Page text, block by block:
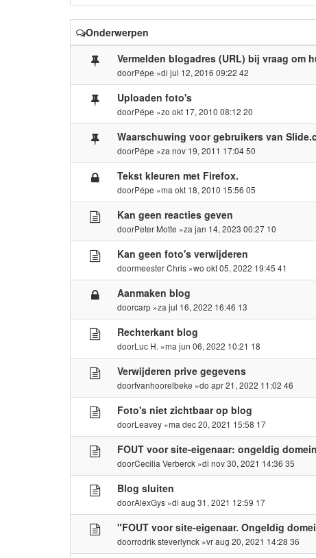
Onderwerpen
Vermelden blogadres (URL) bij vraag om
doorPépe »di jul 12, 2016 09:22 42
Uploaden foto's
doorPépe »zo okt 17, 2010 08:12 20
Waarschuwing voor gebruikers van
doorPépe »za nov 19, 2011 17:04 50
Tekst kleuren met Firefox.
doorPépe »ma okt 18, 2010 15:56 05
Kan geen reacties geven
doorPeter Motte »za jan 14, 2023 00:27 10
Kan geen foto's verwijderen
doormeester Chris »wo okt 05, 2022 19:45 41
Aanmaken blog
doorcarp »za jul 16, 2022 16:46 13
Rechterkant blog
doorLuc H. »ma jun 06, 2022 10:21 18
Verwijderen prive gegevens
doorfvanhoorelbeke »do apr 21, 2022 11:02 46
Foto's niet zichtbaar op blog
doorLeavey »ma dec 20, 2021 15:58 17
FOUT voor site-eigenaar: ongeldig
doorCecilia Verberck »di nov 30, 2021 14:36 35
Blog sluiten
doorAlexGys »di aug 31, 2021 12:59 17
"FOUT voor site-eigenaar. Ongeldig
doorrodrik steverlynck »vr aug 20, 2021 14:28 36